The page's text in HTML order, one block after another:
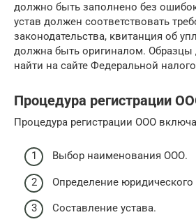
должно быть заполнено без
устав должен соответствовать
законодательства, квитанция об
должна быть оригиналом.
найти на сайте Федеральной
Процедура регистрации
Процедура регистрации ООО
Выбор наименования ООО.
Определение юридического
Составление устава.